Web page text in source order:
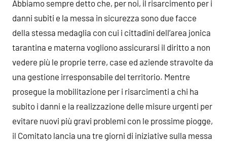
Abbiamo sempre detto che, per noi, il risarcimento per i
danni subiti e la messa in sicurezza sono due facce
della stessa medaglia con cui i cittadini dell’area jonica
tarantina e materna vogliono assicurarsi il diritto a non
vedere più le proprie terre, case ed aziende stravolte da
una gestione irresponsabile del territorio. Mentre
prosegue la mobilitazione per i risarcimenti a chi ha
subito i danni e la realizzazione delle misure urgenti per
evitare nuovi più gravi problemi con le prossime piogge,
il Comitato lancia una tre giorni di iniziative sulla messa